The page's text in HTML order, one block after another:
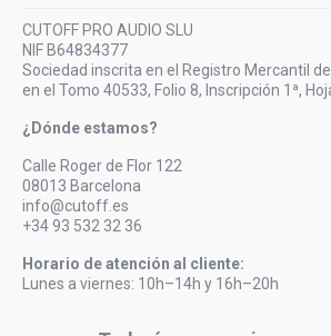
CUTOFF PRO AUDIO SLU
NIF B64834377
Sociedad inscrita en el Registro Mercantil
en el Tomo 40533, Folio 8, Inscripción 1ª,
¿Dónde estamos?
Calle Roger de Flor 122
08013 Barcelona
info@cutoff.es
+34 93 532 32 36
Horario de atención al cliente:
Lunes a viernes: 10h–14h y 16h–20h